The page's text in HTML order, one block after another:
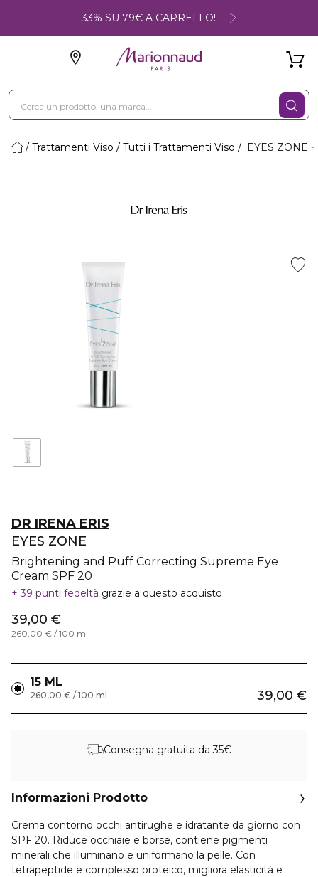
-33% SU 79€ A CARRELLO!
Trattamenti Viso Tutti i Trattamenti Viso EYES ZONE
DR IRENA ERIS
EYES ZONE
Brightening and Puff Correcting Supreme Eye
Cream SPF 20
39 punti fedeltà grazie a questo acquisto
39,00 €
260,00 € / 100 ml
15 ML
39,00 €
260,00 € / 100 ml
Consegna gratuita da 35€
Informazioni Prodotto
Crema contorno occhi antirughe e idratante da giorno con
SPF 20. Riduce occhiaie e borse, contiene pigmenti
minerali che illuminano e uniformano la pelle. Con
tetrapeptide e complesso proteico, migliora elasticità e